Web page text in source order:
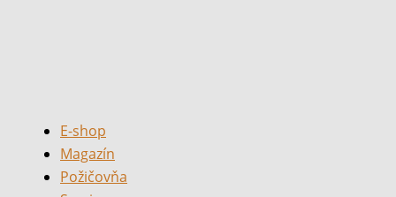
E-shop
Magazín
Požičovňa